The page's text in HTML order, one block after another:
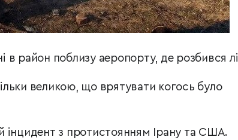
в район поблизу аеропорту, де розбився
великою, що врятувати когось було
інцидент з протистоянням Ірану та США.